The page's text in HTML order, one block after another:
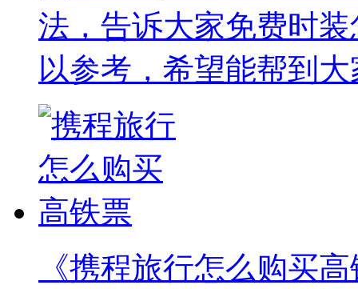
法，告诉大家免费时
以参考，希望能帮到
《携程旅行怎么购买